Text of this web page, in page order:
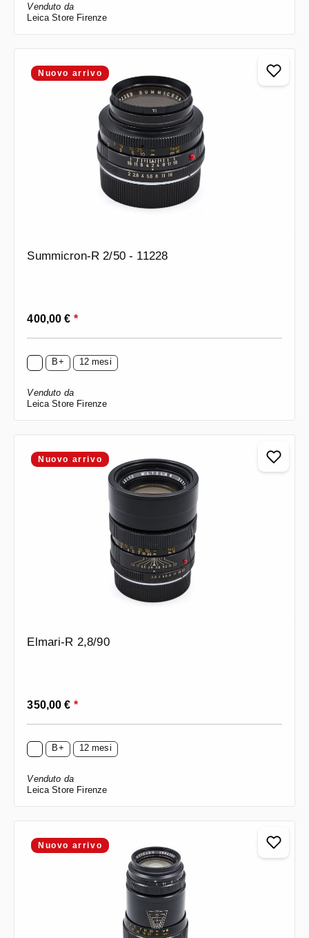
Venduto da
Leica Store Firenze
Nuovo arrivo
Summicron-R 2/50 - 11228
Prezzo normale:
400,00 € *
B+ 12 mesi
Venduto da
Leica Store Firenze
Nuovo arrivo
Elmari-R 2,8/90
Prezzo normale:
350,00 € *
B+ 12 mesi
Venduto da
Leica Store Firenze
Nuovo arrivo